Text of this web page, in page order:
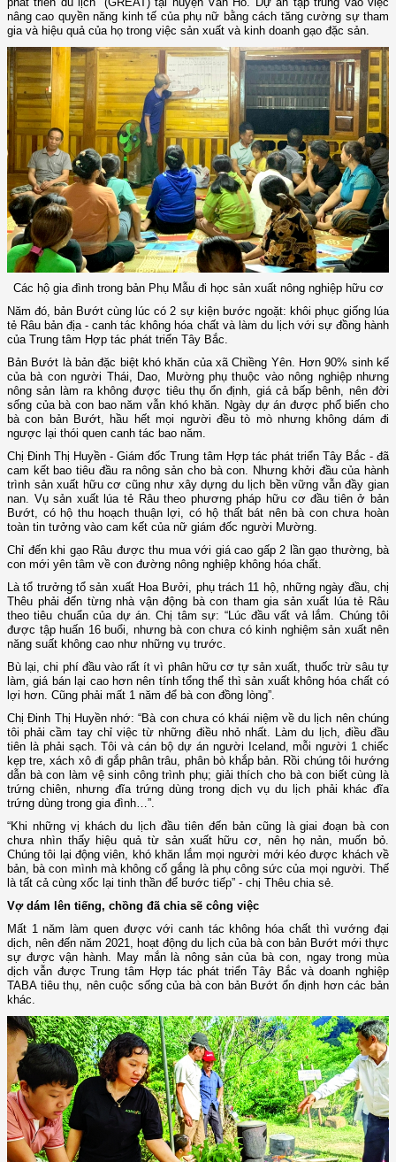
nâng cao quyền năng kinh tế của phụ nữ bằng cách tăng cường sự tham
gia và hiệu quả của họ trong việc sản xuất và kinh doanh gạo đặc sản.
Các hộ gia đình trong bản Phụ Mẫu đi học sản xuất nông nghiệp hữu cơ
Năm đó, bản Bướt cùng lúc có 2 sự kiện bước ngoặt: khôi phục giống lúa
tẻ Râu bản địa - canh tác không hóa chất và làm du lịch với sự đồng hành
của Trung tâm Hợp tác phát triển Tây Bắc.
Bản Bướt là bản đặc biệt khó khăn của xã Chiềng Yên. Hơn 90% sinh kế
của bà con người Thái, Dao, Mường phụ thuộc vào nông nghiệp nhưng
nông sản làm ra không được tiêu thụ ổn định, giá cả bấp bênh, nên đời
sống của bà con bao năm vẫn khó khăn. Ngày dự án được phổ biến cho
bà con bản Bướt, hầu hết mọi người đều tò mò nhưng không dám đi
ngược lại thói quen canh tác bao năm.
Chị Đinh Thị Huyền - Giám đốc Trung tâm Hợp tác phát triển Tây Bắc - đã
cam kết bao tiêu đầu ra nông sản cho bà con. Nhưng khởi đầu của hành
trình sản xuất hữu cơ cũng như xây dựng du lịch bền vững vẫn đầy gian
nan. Vụ sản xuất lúa tẻ Râu theo phương pháp hữu cơ đầu tiên ở bản
Bướt, có hộ thu hoạch thuận lợi, có hộ thất bát nên bà con chưa hoàn
toàn tin tưởng vào cam kết của nữ giám đốc người Mường.
Chỉ đến khi gạo Râu được thu mua với giá cao gấp 2 lần gạo thường, bà
con mới yên tâm về con đường nông nghiệp không hóa chất.
Là tổ trưởng tổ sản xuất Hoa Bưởi, phụ trách 11 hộ, những ngày đầu, chị
Thêu phải đến từng nhà vận động bà con tham gia sản xuất lúa tẻ Râu
theo tiêu chuẩn của dự án. Chị tâm sự: “Lúc đầu vất vả lắm. Chúng tôi
được tập huấn 16 buổi, nhưng bà con chưa có kinh nghiệm sản xuất nên
năng suất không cao như những vụ trước.
Bù lại, chi phí đầu vào rất ít vì phân hữu cơ tự sản xuất, thuốc trừ sâu tự
làm, giá bán lại cao hơn nên tính tổng thể thì sản xuất không hóa chất có
lợi hơn. Cũng phải mất 1 năm để bà con đồng lòng”.
Chị Đinh Thị Huyền nhớ: “Bà con chưa có khái niệm về du lịch nên chúng
tôi phải cầm tay chỉ việc từ những điều nhỏ nhất. Làm du lịch, điều đầu
tiên là phải sạch. Tôi và cán bộ dự án người Iceland, mỗi người 1 chiếc
kẹp tre, xách xô đi gắp phân trâu, phân bò khắp bản. Rồi chúng tôi hướng
dẫn bà con làm vệ sinh công trình phụ; giải thích cho bà con biết cùng là
trứng chiên, nhưng đĩa trứng dùng trong dịch vụ du lịch phải khác đĩa
trứng dùng trong gia đình…”.
“Khi những vị khách du lịch đầu tiên đến bản cũng là giai đoạn bà con
chưa nhìn thấy hiệu quả từ sản xuất hữu cơ, nên họ nản, muốn bỏ.
Chúng tôi lại động viên, khó khăn lắm mọi người mới kéo được khách về
bản, bà con mình mà không cố gắng là phụ công sức của mọi người. Thế
là tất cả cùng xốc lại tinh thần để bước tiếp” - chị Thêu chia sẻ.
Vợ dám lên tiếng, chồng đã chia sẽ công việc
Mất 1 năm làm quen được với canh tác không hóa chất thì vướng đại
dịch, nên đến năm 2021, hoạt động du lịch của bà con bản Bướt mới thực
sự được vận hành. May mắn là nông sản của bà con, ngay trong mùa
dịch vẫn được Trung tâm Hợp tác phát triển Tây Bắc và doanh nghiệp
TABA tiêu thụ, nên cuộc sống của bà con bản Bướt ổn định hơn các bản
khác.